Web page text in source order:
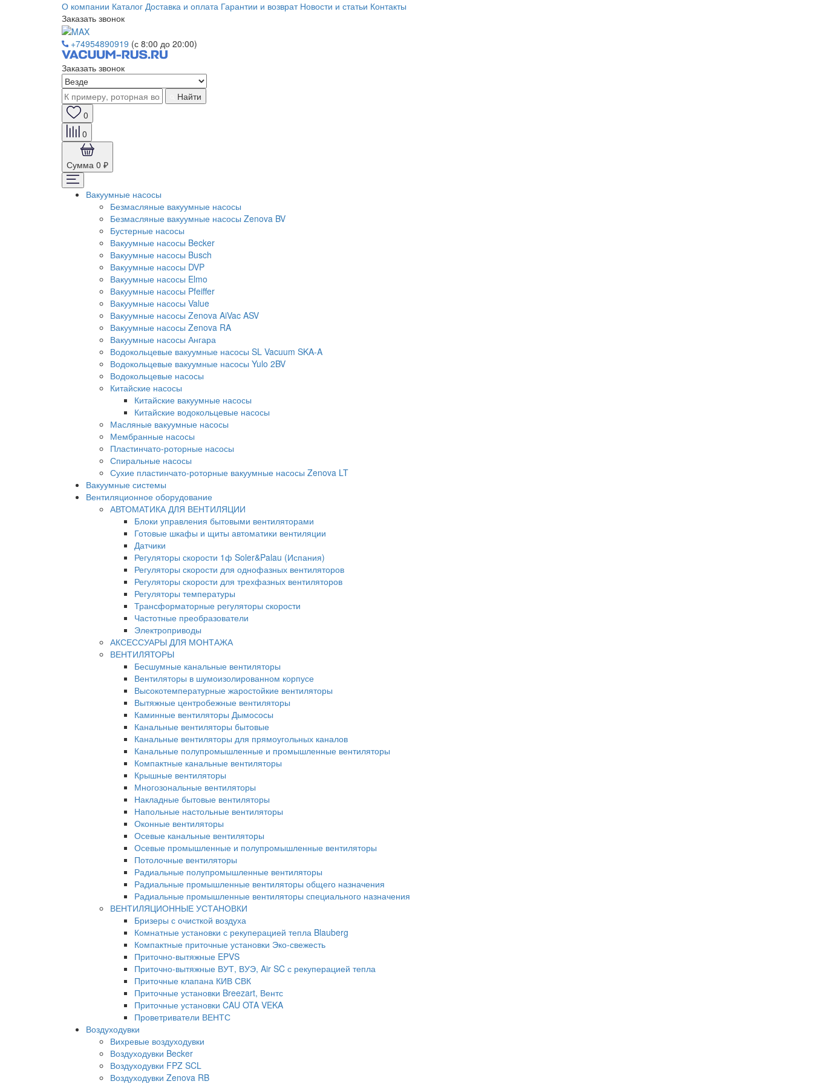
О компании Каталог Доставка и оплата Гарантии и возврат Новости и статьи Контакты
Заказать звонок
+74954890919 (с 8:00 до 20:00)
Заказать звонок
Найти
0
0
Сумма 0 ₽
Вакуумные насосы
Безмасляные вакуумные насосы
Безмасляные вакуумные насосы Zenova BV
Бустерные насосы
Вакуумные насосы Becker
Вакуумные насосы Busch
Вакуумные насосы DVP
Вакуумные насосы Elmo
Вакуумные насосы Pfeiffer
Вакуумные насосы Value
Вакуумные насосы Zenova AiVac ASV
Вакуумные насосы Zenova RA
Вакуумные насосы Ангара
Водокольцевые вакуумные насосы SL Vacuum SKA-A
Водокольцевые вакуумные насосы Yulo 2BV
Водокольцевые насосы
Китайские насосы
Китайские вакуумные насосы
Китайские водокольцевые насосы
Масляные вакуумные насосы
Мембранные насосы
Пластинчато-роторные насосы
Спиральные насосы
Сухие пластинчато-роторные вакуумные насосы Zenova LT
Вакуумные системы
Вентиляционное оборудование
АВТОМАТИКА ДЛЯ ВЕНТИЛЯЦИИ
Блоки управления бытовыми вентиляторами
Готовые шкафы и щиты автоматики вентиляции
Датчики
Регуляторы скорости 1ф Soler&Palau (Испания)
Регуляторы скорости для однофазных вентиляторов
Регуляторы скорости для трехфазных вентиляторов
Регуляторы температуры
Трансформаторные регуляторы скорости
Частотные преобразователи
Электроприводы
АКСЕССУАРЫ ДЛЯ МОНТАЖА
ВЕНТИЛЯТОРЫ
Бесшумные канальные вентиляторы
Вентиляторы в шумоизолированном корпусе
Высокотемпературные жаростойкие вентиляторы
Вытяжные центробежные вентиляторы
Каминные вентиляторы Дымососы
Канальные вентиляторы бытовые
Канальные вентиляторы для прямоугольных каналов
Канальные полупромышленные и промышленные вентиляторы
Компактные канальные вентиляторы
Крышные вентиляторы
Многозональные вентиляторы
Накладные бытовые вентиляторы
Напольные настольные вентиляторы
Оконные вентиляторы
Осевые канальные вентиляторы
Осевые промышленные и полупромышленные вентиляторы
Потолочные вентиляторы
Радиальные полупромышленные вентиляторы
Радиальные промышленные вентиляторы общего назначения
Радиальные промышленные вентиляторы специального назначения
ВЕНТИЛЯЦИОННЫЕ УСТАНОВКИ
Бризеры с очисткой воздуха
Комнатные установки с рекуперацией тепла Blauberg
Компактные приточные установки Эко-свежесть
Приточно-вытяжные EPVS
Приточно-вытяжные ВУТ, ВУЭ, Air SC с рекуперацией тепла
Приточные клапана КИВ СВК
Приточные установки Breezart, Вентс
Приточные установки CAU OTA VEKA
Проветриватели ВЕНТС
Воздуходувки
Вихревые воздуходувки
Воздуходувки Becker
Воздуходувки FPZ SCL
Воздуходувки Zenova RB